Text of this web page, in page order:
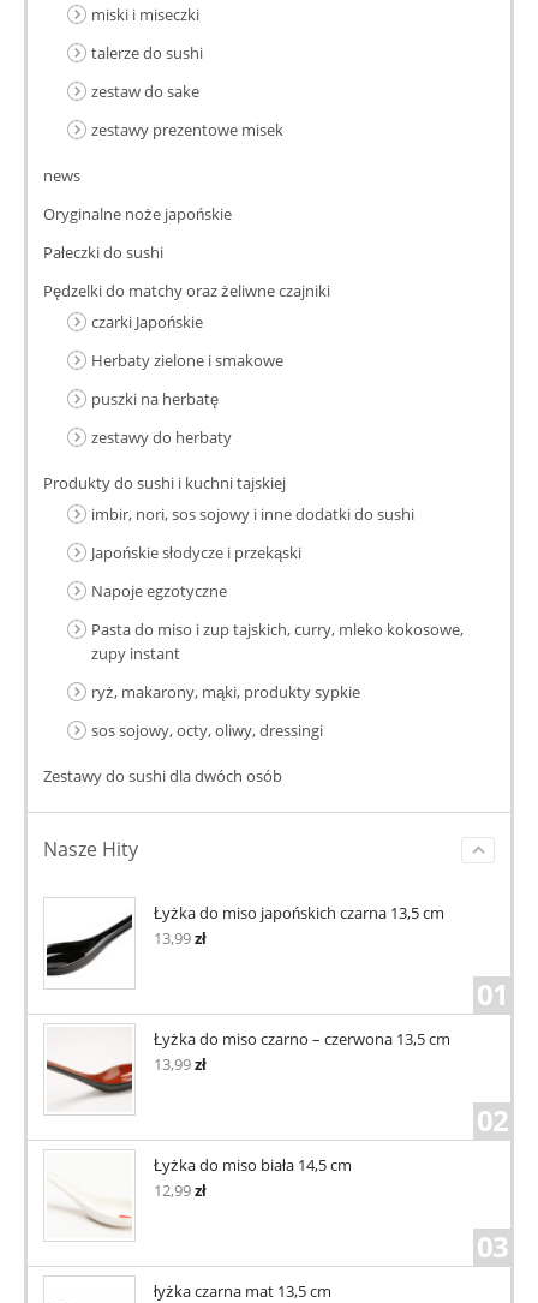
miski i miseczki
talerze do sushi
zestaw do sake
zestawy prezentowe misek
news
Oryginalne noże japońskie
Pałeczki do sushi
Pędzelki do matchy oraz żeliwne czajniki
czarki Japońskie
Herbaty zielone i smakowe
puszki na herbatę
zestawy do herbaty
Produkty do sushi i kuchni tajskiej
imbir, nori, sos sojowy i inne dodatki do sushi
Japońskie słodycze i przekąski
Napoje egzotyczne
Pasta do miso i zup tajskich, curry, mleko kokosowe,
zupy instant
ryż, makarony, mąki, produkty sypkie
sos sojowy, octy, oliwy, dressingi
Zestawy do sushi dla dwóch osób
Nasze Hity
Łyżka do miso japońskich czarna 13,5 cm
13,99zł
01
Łyżka do miso czarno – czerwona 13,5 cm
13,99zł
02
Łyżka do miso biała 14,5 cm
12,99zł
03
łyżka czarna mat 13,5 cm